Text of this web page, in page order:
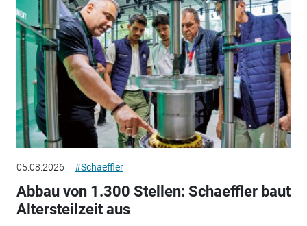
05.08.2026 #Schaeffler
Abbau von 1.300 Stellen: Schaeffler baut
Altersteilzeit aus